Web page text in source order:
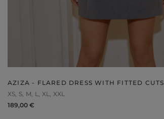
AZIZA - FLARED DRESS WITH FITTED CUTS
XS S M L XL XXL
189,00 €